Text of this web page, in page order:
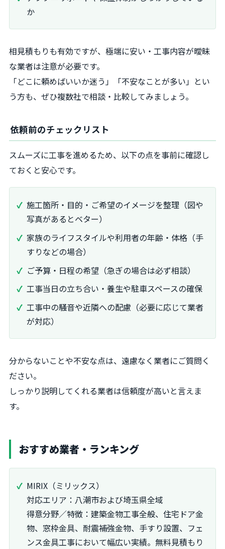
か
相見積もりも有効ですが、極端に安い・工事内容が曖昧
な業者は注意が必要です。
「どこに頼めばいいか迷う」「不安なことが多い」とい
う方も、ぜひ複数社で相談・比較してみましょう。
依頼前のチェックリスト
スムーズに工事を進めるため、以下の点を事前に確認し
ておくと安心です。
施工箇所・目的・ご希望のイメージを整理（図や
写真があるとベター）
家族のライフスタイルや利用者の年齢・体格（手
すりなどの場合）
ご予算・日程の希望（急ぎの場合は必ず相談）
工事当日の立ち合い・養生や駐車スペースの確保
工事中の騒音や近隣への配慮（必要に応じて業者
が対応）
分からないことや不安な点は、遠慮なく業者にご質問く
ださい。
しっかり説明してくれる業者は信頼度が高いと言えま
す。
おすすめ業者・ランキング
MIRIX（ミリックス）
対応エリア：八潮市および埼玉県全域
得意分野／特徴：建築金物工事全般、住宅ドア金
物、窓枠金具、耐震補強金物、手すり設置、フェ
ンス金具工事において幅広い実績。無料見積もり